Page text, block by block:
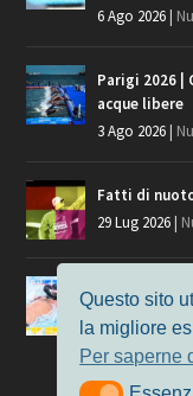
6 Ago 2026|
Parigi 2026 |
acque libere
3 Ago 2026|
Fatti di
29 Lug 2026|
Giochi del
9 Lug 2026
Questo sito
la migliore
Per saperne